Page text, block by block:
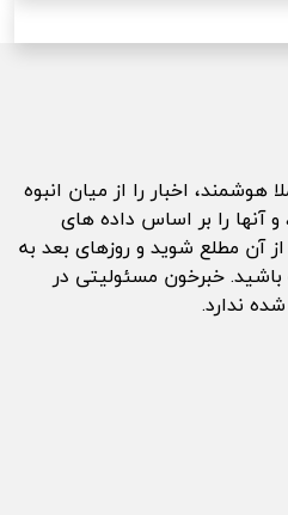
اخبار را از میان انبوه
آنها را بر اساس داده های
آن مطلع شوید و روزهای بعد به
خبرخون مسئولیتی در
ندارد.